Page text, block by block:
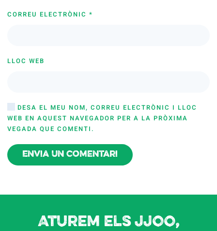
CORREU ELECTRÒNIC *
LLOC WEB
DESA EL MEU NOM, CORREU ELECTRÒNIC I LLOC
WEB EN AQUEST NAVEGADOR PER A LA PRÒXIMA
VEGADA QUE COMENTI.
Envia un comentari
Aturem els JJOO,